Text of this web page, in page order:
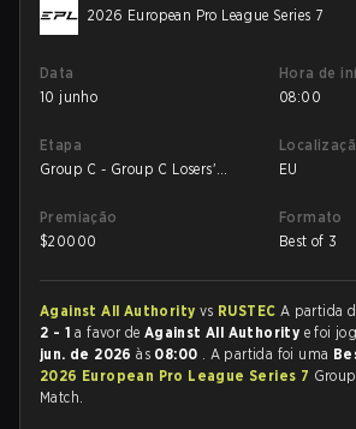
2026 European Pro League Series 7
Data
10 junho
Hora de
08:00
Etapa
Group C - Group C Losers'
EU
Premiação
$20000
Formato
Best of 3
Against All Authority vs RUSTEC A partida
2 - 1 a favor de Against All Authority e foi
jun. de 2026às 08:00 . A partida foi uma
2026 European Pro League Series 7
Match.